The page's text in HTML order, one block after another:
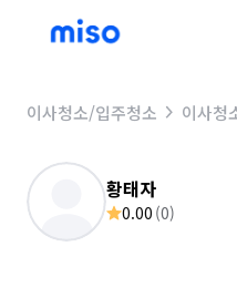
이사청소/입주청소 이사청
황태자
0.00 (0)